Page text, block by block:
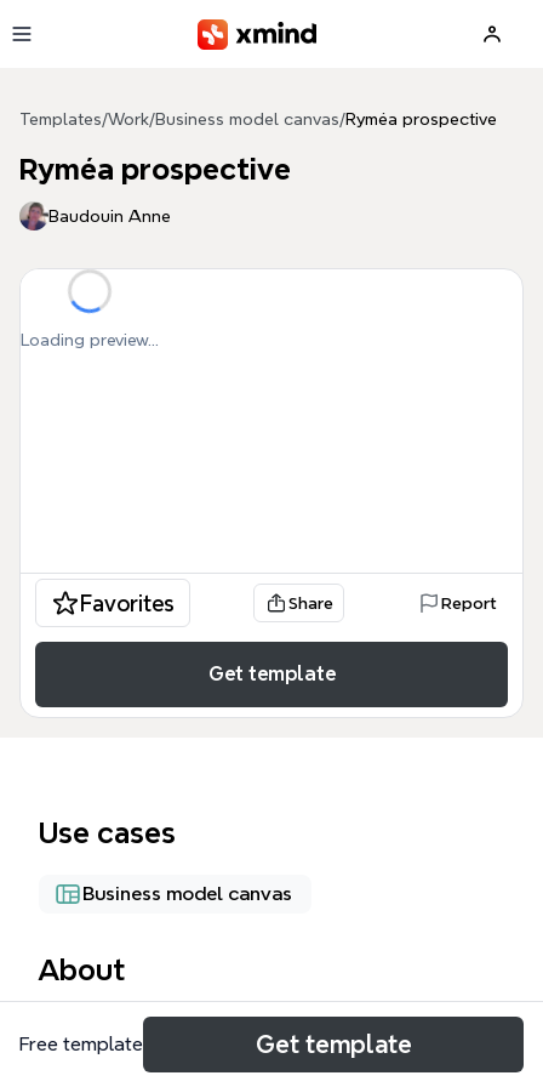
Templates/Work/Business model canvas/Ryméa prospective
Ryméa prospective
Baudouin Anne
Loading preview...
Favorites Share Report
Get template
Use cases
Business model canvas
About
Le mind map Ryméa prospective, conçu par l'équipe
de l'école de musique Ryméa, couvre 137 nœuds
Free template Get template